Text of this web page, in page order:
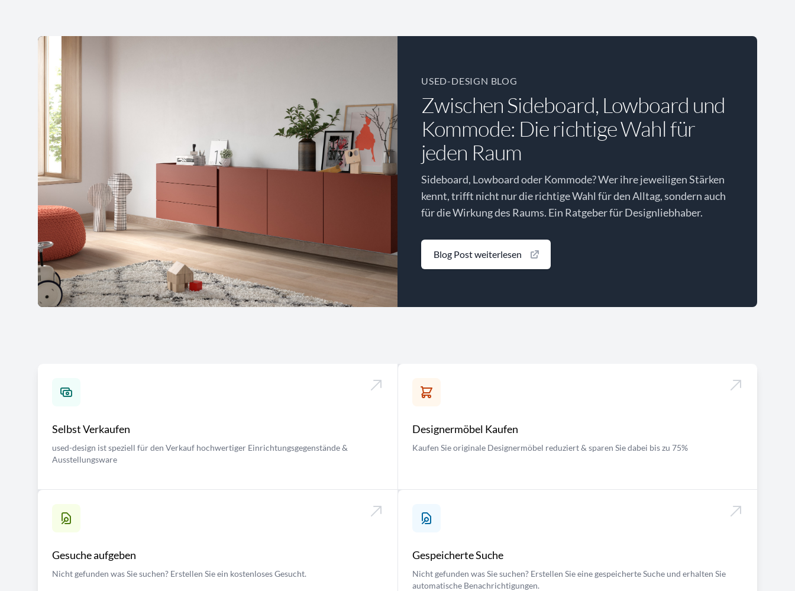
USED-DESIGN BLOG
Zwischen Sideboard, Lowboard und
Kommode: Die richtige Wahl für
jeden Raum
Sideboard, Lowboard oder Kommode? Wer ihre jeweiligen Stärken
kennt, trifft nicht nur die richtige Wahl für den Alltag, sondern auch
für die Wirkung des Raums. Ein Ratgeber für Designliebhaber.
Blog Post weiterlesen
Selbst Verkaufen
used-design ist speziell für den Verkauf hochwertiger Einrichtungsgegenstände &
Ausstellungsware
Designermöbel Kaufen
Kaufen Sie originale Designermöbel reduziert & sparen Sie dabei bis zu 75%
Gesuche aufgeben
Nicht gefunden was Sie suchen? Erstellen Sie ein kostenloses Gesucht.
Gespeicherte Suche
Nicht gefunden was Sie suchen? Erstellen Sie eine gespeicherte Suche und erhalten Sie
automatische Benachrichtigungen.